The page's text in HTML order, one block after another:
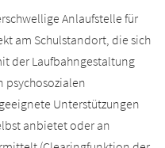
Anlaufstelle für
am Schulstandort, die sich
der Laufbahngestaltung
psychosozialen
Unterstützungen
anbietet oder an